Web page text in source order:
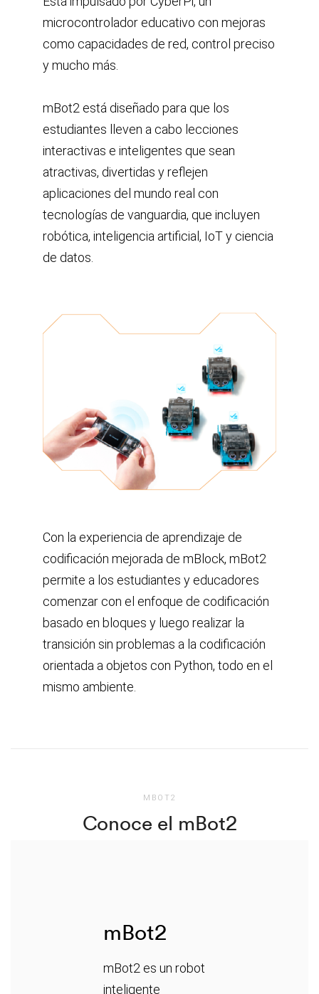
microcontrolador educativo con mejoras
como capacidades de red, control preciso
y mucho más.
mBot2 está diseñado para que los
estudiantes lleven a cabo lecciones
interactivas e inteligentes que sean
atractivas, divertidas y reflejen
aplicaciones del mundo real con
tecnologías de vanguardia, que incluyen
robótica, inteligencia artificial, IoT y ciencia
de datos.
Con la experiencia de aprendizaje de
codificación mejorada de mBlock, mBot2
permite a los estudiantes y educadores
comenzar con el enfoque de codificación
basado en bloques y luego realizar la
transición sin problemas a la codificación
orientada a objetos con Python, todo en el
mismo ambiente.
MBOT2
Conoce el mBot2
mBot2
mBot2 es un robot
inteligente